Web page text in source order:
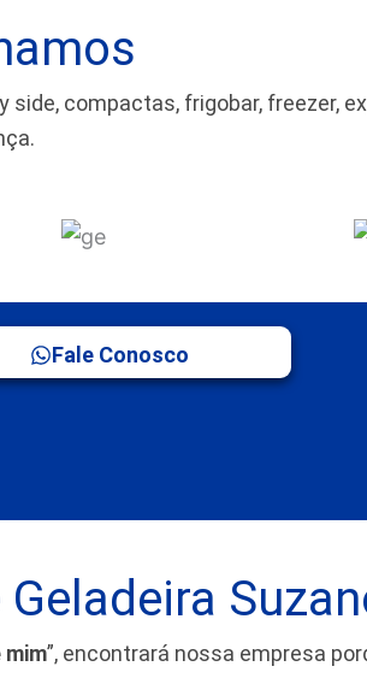
compactas, frigobar, freezer,
Fale Conosco
”, encontrará nossa empresa